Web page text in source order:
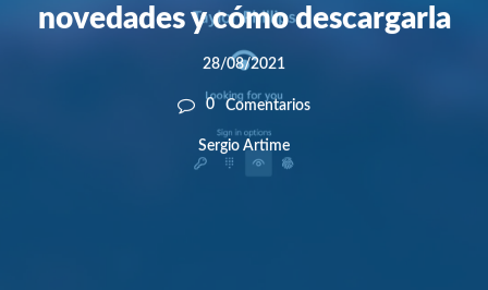
novedades y cómo descargarla
28/08/2021
0 Comentarios
Sergio Artime